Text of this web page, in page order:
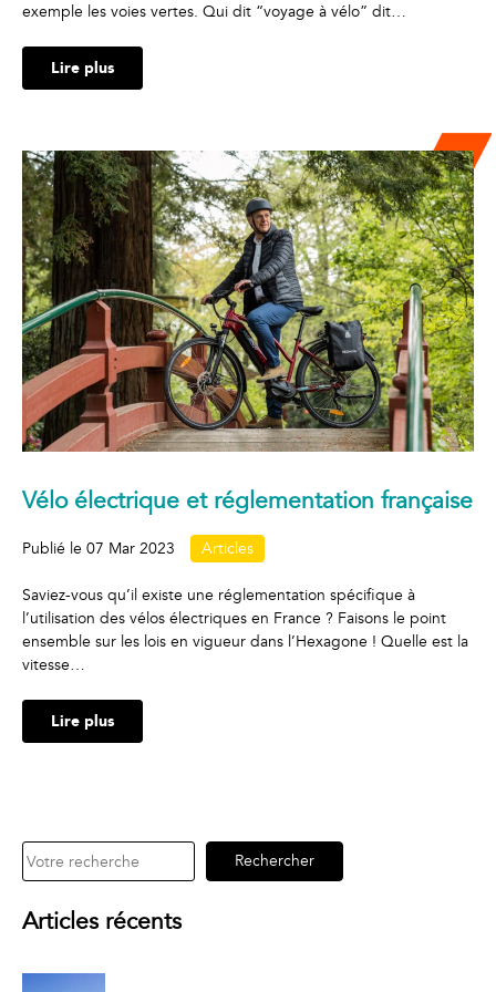
exemple les voies vertes. Qui dit “voyage à vélo” dit…
Lire plus
Vélo électrique et réglementation française
Publié le 07 Mar 2023 Articles
Saviez-vous qu’il existe une réglementation spécifique à
l’utilisation des vélos électriques en France ? Faisons le point
ensemble sur les lois en vigueur dans l’Hexagone ! Quelle est la
vitesse…
Lire plus
Rechercher Rechercher
Articles récents